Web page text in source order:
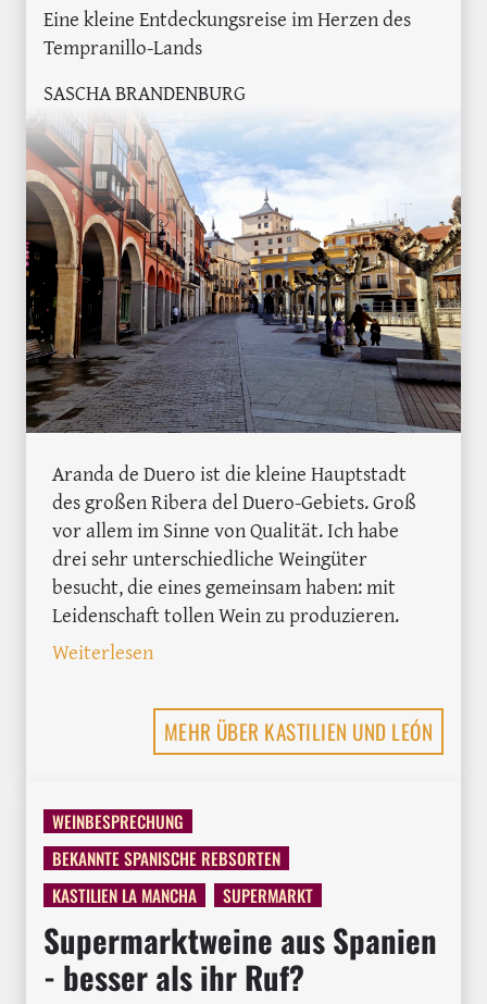
Eine kleine Entdeckungsreise im Herzen des
Tempranillo-Lands
SASCHA BRANDENBURG
Aranda de Duero ist die kleine Hauptstadt
des großen Ribera del Duero-Gebiets. Groß
vor allem im Sinne von Qualität. Ich habe
drei sehr unterschiedliche Weingüter
besucht, die eines gemeinsam haben: mit
Leidenschaft tollen Wein zu produzieren.
Weiterlesen: Ribera del Duero Wein-Tour: 3 Tage
MEHR ÜBER KASTILIEN UND LEÓN
WEINBESPRECHUNG
BEKANNTE SPANISCHE REBSORTEN
KASTILIEN LA MANCHA
SUPERMARKT
Supermarktweine aus Spanien
- besser als ihr Ruf?